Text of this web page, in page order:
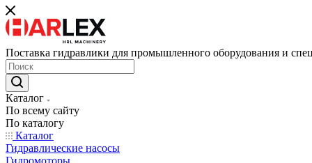
Поставка гидравлики для промышленного оборудования и
Каталог
По всему сайту
По каталогу
Каталог
Гидравлические насосы
Гидромоторы